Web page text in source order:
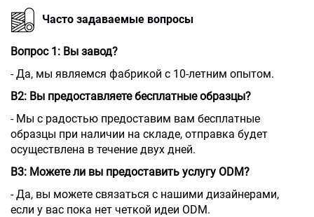
Часто задаваемые вопросы
Вопрос 1: Вы завод?
- Да, мы являемся фабрикой с 10-летним опытом.
В2: Вы предоставляете бесплатные образцы?
- Мы с радостью предоставим вам бесплатные
образцы при наличии на складе, отправка будет
осуществлена в течение двух дней.
В3: Можете ли вы предоставить услугу ODM?
- Да, вы можете связаться с нашими дизайнерами,
если у вас пока нет четкой идеи ODM.